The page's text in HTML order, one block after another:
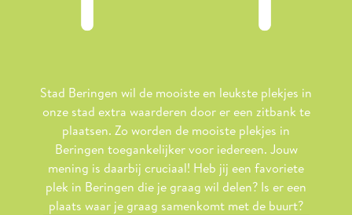
Stad Beringen wil de mooiste en leukste plekjes in
onze stad extra waarderen door er een zitbank te
plaatsen. Zo worden de mooiste plekjes in
Beringen toegankelijker voor iedereen. Jouw
mening is daarbij cruciaal! Heb jij een favoriete
plek in Beringen die je graag wil delen? Is er een
plaats waar je graag samenkomt met de buurt?